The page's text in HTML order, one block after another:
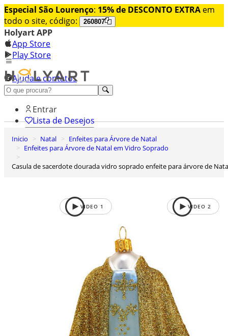
Especial São Lourenço: 15% de DESCONTO EXTRA em
todo o site, código:
260807
Holyart APP
App Store
Play Store
Ajuda e contatos
Conheça premium
Entrar
Lista de Desejos
Carrinho de Compras
Inicio Natal
Enfeites para Árvore de Natal
Enfeites para Árvore de Natal em Vidro Soprado
Casula de sacerdote dourada vidro soprado enfeite para árvore de
VIDEO 1 VIDEO 2